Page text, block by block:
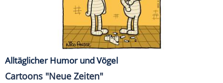
Alltäglicher Humor und Vögel
Cartoons "Neue Zeiten"